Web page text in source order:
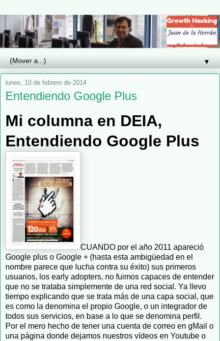
▼
lunes, 10 de febrero de 2014
Entendiendo Google Plus
Mi columna en DEIA,
Entendiendo Google Plus
CUANDO por el año 2011 apareció
Google plus o Google + (hasta esta ambigüedad en el
nombre parece que lucha contra su éxito) sus primeros
usuarios, los early adopters, no fuimos capaces de entender
que no se trataba simplemente de una red social. Ya llevo
tiempo explicando que se trata más de una capa social, que
es como la denomina el propio Google, o un integrador de
todos sus servicios, en base a lo que se denomina perfil.
Por el mero hecho de tener una cuenta de correo en gMail o
una página donde dejamos nuestros vídeos en Youtube o